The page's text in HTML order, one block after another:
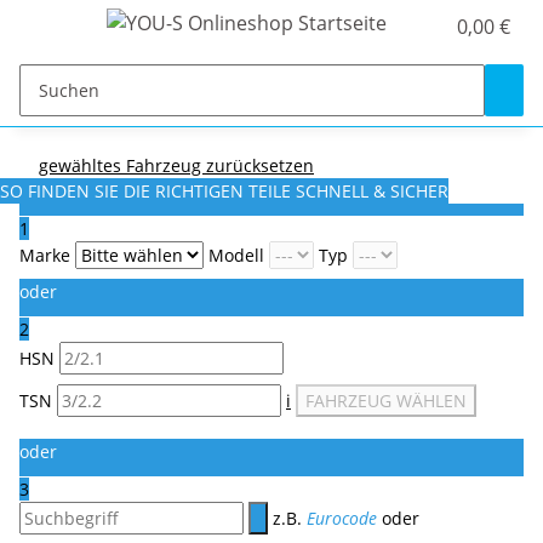
0,00 €
gewähltes Fahrzeug zurücksetzen
SO FINDEN SIE DIE RICHTIGEN TEILE SCHNELL & SICHER
1
Marke
Modell
Typ
oder
2
HSN
TSN
i FAHRZEUG WÄHLEN
oder
3
z.B. Eurocode oder